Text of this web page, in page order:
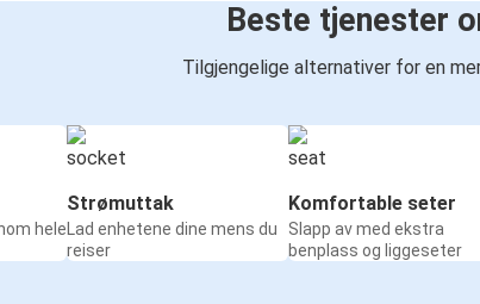
Beste tjenester
Tilgjengelige alternativer for en
hele
Strømuttak
Lad enhetene dine mens du
reiser
Komfortable seter
Slapp av med ekstra
benplass og liggeseter